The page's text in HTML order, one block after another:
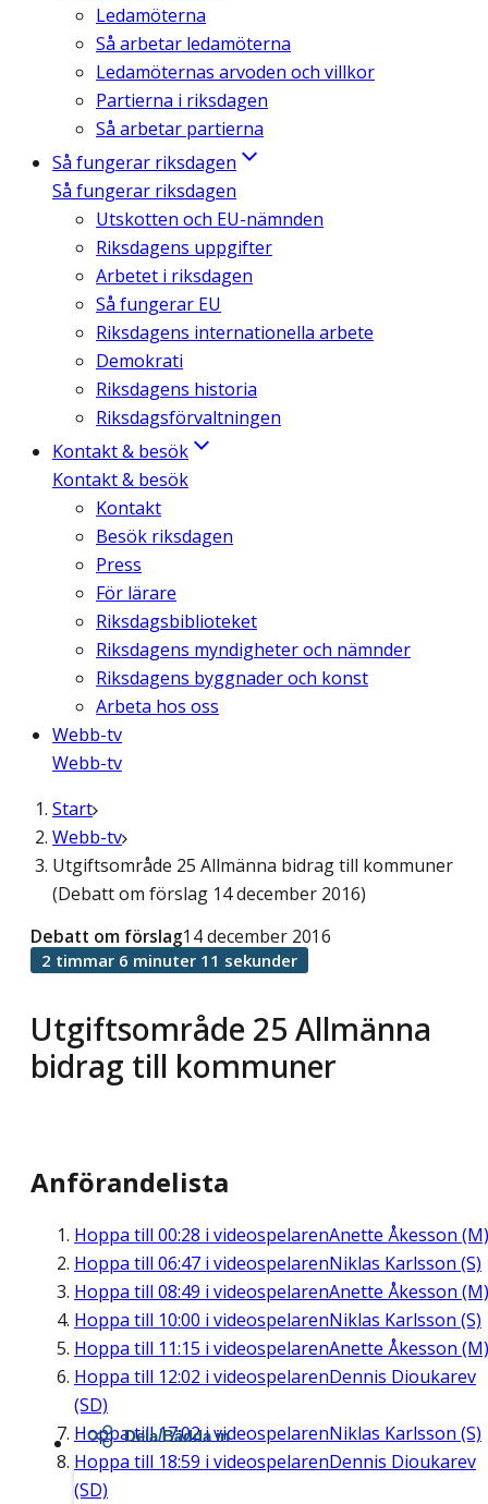
Ledamöterna
Så arbetar ledamöterna
Ledamöternas arvoden och villkor
Partierna i riksdagen
Så arbetar partierna
Så fungerar riksdagen
Så fungerar riksdagen
Utskotten och EU-nämnden
Riksdagens uppgifter
Arbetet i riksdagen
Så fungerar EU
Riksdagens internationella arbete
Demokrati
Riksdagens historia
Riksdagsförvaltningen
Kontakt & besök
Kontakt & besök
Kontakt
Besök riksdagen
Press
För lärare
Riksdagsbiblioteket
Riksdagens myndigheter och nämnder
Riksdagens byggnader och konst
Arbeta hos oss
Webb-tv
Webb-tv
Start
Webb-tv
Utgiftsområde 25 Allmänna bidrag till kommuner
(Debatt om förslag 14 december 2016)
Utgiftsområde 25 Allmänna
bidrag till kommuner
Debatt om förslag14 december 2016
2 timmar 6 minuter 11 sekunder
Anförandelista
Hoppa till 00:28 i videospelarenAnette Åkesson (M)
Hoppa till 06:47 i videospelarenNiklas Karlsson (S)
Hoppa till 08:49 i videospelarenAnette Åkesson (M)
Hoppa till 10:00 i videospelarenNiklas Karlsson (S)
Hoppa till 11:15 i videospelarenAnette Åkesson (M)
Hoppa till 12:02 i videospelarenDennis Dioukarev
(SD)
Hoppa till17:02i videospelarenNiklas Karlsson (S)
Hoppa till 18:59 i videospelarenDennis Dioukarev
(SD)
Dela/Bädda in